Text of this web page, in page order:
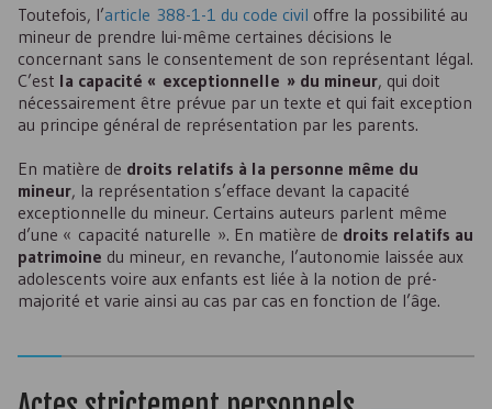
Toutefois, l’article 388-1-1 du code civil offre la possibilité au
mineur de prendre lui-même certaines décisions le
concernant sans le consentement de son représentant légal.
C’est la capacité « exceptionnelle » du mineur, qui doit
nécessairement être prévue par un texte et qui fait exception
au principe général de représentation par les parents.
En matière de droits relatifs à la personne même du
mineur, la représentation s’efface devant la capacité
exceptionnelle du mineur. Certains auteurs parlent même
d’une « capacité naturelle ». En matière de droits relatifs au
patrimoine du mineur, en revanche, l’autonomie laissée aux
adolescents voire aux enfants est liée à la notion de pré-
majorité et varie ainsi au cas par cas en fonction de l’âge.